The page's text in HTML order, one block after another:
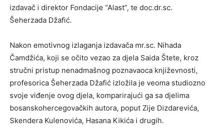
izdavač i direktor Fondacije “Alast”, te doc.dr.sc.
Šeherzada Džafić.
Nakon emotivnog izlaganja izdavača mr.sc. Nihada
Čamdžića, koji se očito vezao za djela Saida Štete, kroz
stručni pristup nenadmašnog poznavaoca književnosti,
profesorica Šeherzada Džafić izložila je veoma studiozno
svoje viđenje ovog djela, komparirajući ga sa djelima
bosanskohercegovačkih autora, poput Zije Dizdarevića,
Skendera Kulenovića, Hasana Kikića i drugih.